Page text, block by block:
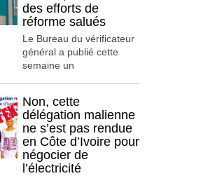
des efforts de
réforme salués
Le Bureau du vérificateur
général a publié cette
semaine un
Non, cette
délégation malienne
ne s’est pas rendue
en Côte d’Ivoire pour
négocier de
l’électricité